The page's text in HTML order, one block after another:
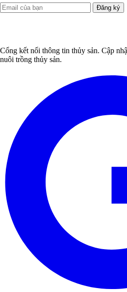
Đăng ký
Cổng kết nối thông tin thủy sản. Cập
nuôi trồng thủy sản.